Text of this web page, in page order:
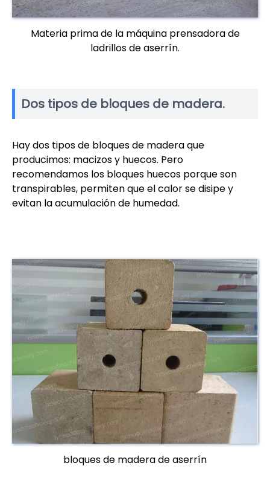
Materia prima de la máquina prensadora de
ladrillos de aserrín.
Dos tipos de bloques de madera.
Hay dos tipos de bloques de madera que
producimos: macizos y huecos. Pero
recomendamos los bloques huecos porque son
transpirables, permiten que el calor se disipe y
evitan la acumulación de humedad.
bloques de madera de aserrín